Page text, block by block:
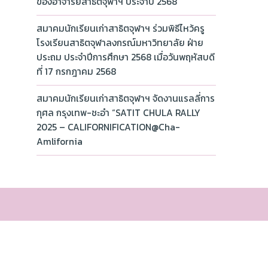
สมาคมนักเรียนเก่าสาธิตจุฬาฯ ร่วมพิธีไหว้ครู
โรงเรียนสาธิตจุฬาลงกรณ์มหาวิทยาลัย ฝ่าย
ประถม ประจำปีการศึกษา 2568 เมื่อวันพฤหัสบดี
ที่ 17 กรกฎาคม 2568
สมาคมนักเรียนเก่าสาธิตจุฬาฯ จัดงานแรลลี่การ
กุศล กรุงเทพ-ชะอำ “SATIT CHULA RALLY
2025 – CALIFORNIFICATION@Cha-
Amlifornia